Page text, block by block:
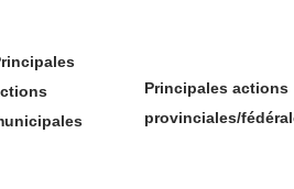
Principales actions
provinciales/